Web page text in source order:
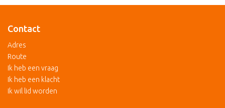
Contact
Adres
Route
Ik heb een vraag
Ik heb een klacht
Ik wil lid worden